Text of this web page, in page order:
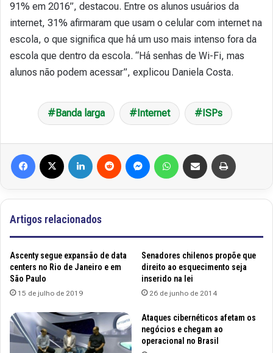
91% em 2016”, destacou. Entre os alunos usuários da
internet, 31% afirmaram que usam o celular com internet na
escola, o que significa que há um uso mais intenso fora da
escola que dentro da escola. “Há senhas de Wi-Fi, mas
alunos não podem acessar”, explicou Daniela Costa.
Banda larga Internet ISPs
Artigos relacionados
Ascenty segue expansão de data
centers no Rio de Janeiro e em
São Paulo
15 de julho de 2019
Senadores chilenos propõe que
direito ao esquecimento seja
inserido na lei
26 de junho de 2014
Ataques cibernéticos afetam os
negócios e chegam ao
operacional no Brasil